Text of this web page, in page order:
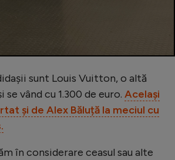
sunt Louis Vuitton, o altă
vând cu 1.300 de euro. Același
și de Alex Băluță la meciul cu
în considerare ceasul sau alte